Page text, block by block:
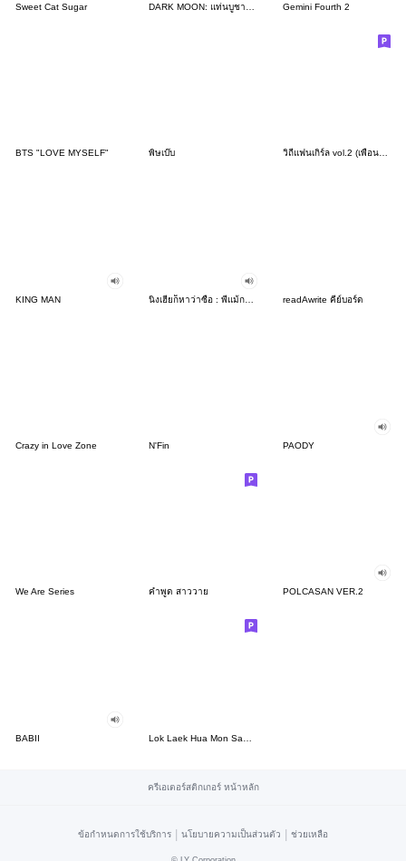
Sweet Cat Sugar Gemini Fourth 2
BTS "LOVE MYSELF" พิษเบ๊บ วิถีแฟนเกิร์ล vol.2 (เพื่อนรัก)
KING MAN readAwrite คีย์บอร์ด
Crazy in Love Zone N'Fin PAODY
We Are Series คำพูด สาววาย POLCASAN VER.2
BABII
ครีเอเตอร์สติกเกอร์ หน้าหลัก
ข้อกำหนดการใช้บริการ | นโยบายความเป็นส่วนตัว | ช่วยเหลือ